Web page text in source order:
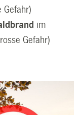
Gefahr)
im
Gefahr)